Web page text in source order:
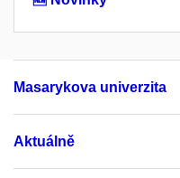
Masarykova univerzita
Aktuálně